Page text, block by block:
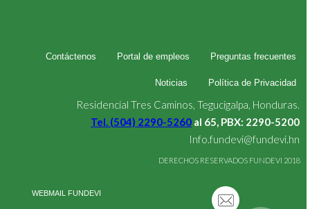
Contáctenos Portal de empleos Preguntas frecuentes
Noticias Política de Privacidad
Residencial Tres Caminos, Tegucigalpa, Honduras.
Tel. (504) 2290-5260 al 65, PBX: 2290-5200
Info.fundevi@fundevi.hn
DERECHOS RESERVADOS FUNDEVI 2018
WEBMAIL FUNDEVI